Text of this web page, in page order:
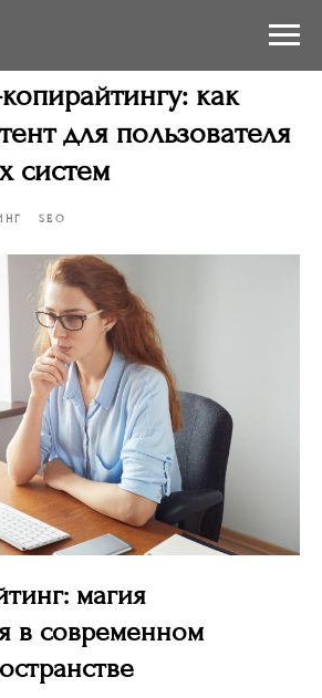
как
для пользователя
систем
SEO
магия
в современном